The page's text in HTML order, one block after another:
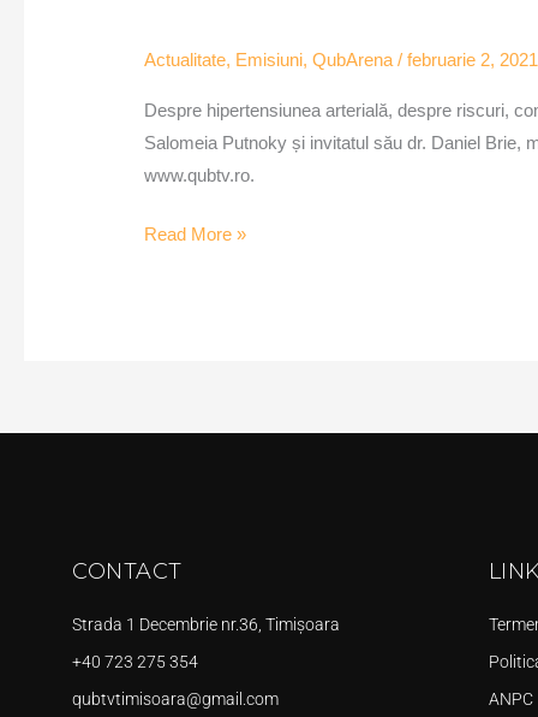
Actualitate, Emisiuni,QubArena /februarie 2, 2021
Despre hipertensiunea arterială, despre riscuri,
Salomeia Putnoky și invitatul său dr. Daniel Brie,
www.qubtv.ro.
Read More »
CONTACT
Strada 1 Decembrie nr.36, Timișoara
+40 723 275 354
qubtvtimisoara@gmail.com
ANPC